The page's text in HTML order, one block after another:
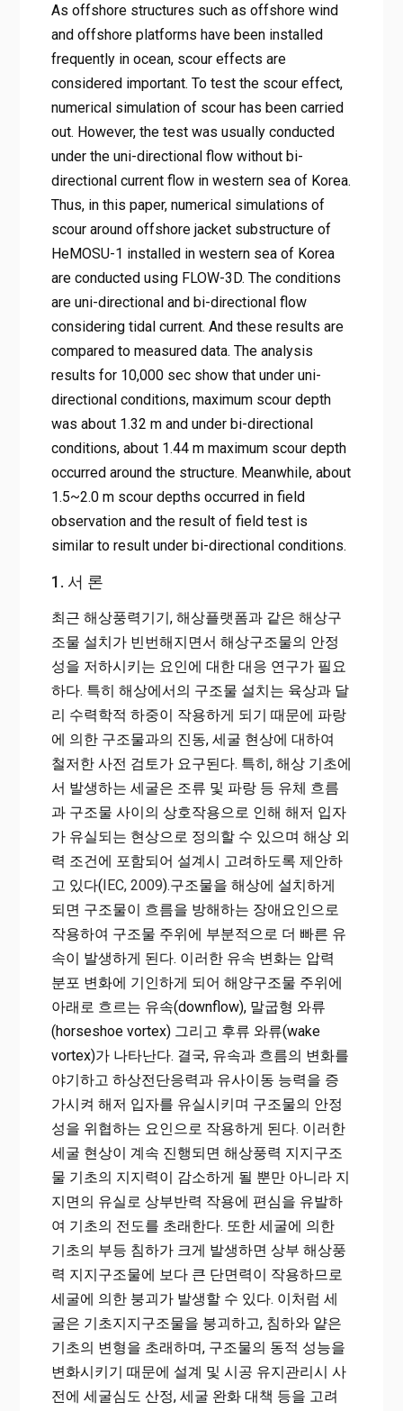
As offshore structures such as offshore wind
and offshore platforms have been installed
frequently in ocean, scour effects are
considered important. To test the scour effect,
numerical simulation of scour has been carried
out. However, the test was usually conducted
under the uni-directional flow without bi-
directional current flow in western sea of Korea.
Thus, in this paper, numerical simulations of
scour around offshore jacket substructure of
HeMOSU-1 installed in western sea of Korea
are conducted using FLOW-3D. The conditions
are uni-directional and bi-directional flow
considering tidal current. And these results are
compared to measured data. The analysis
results for 10,000 sec show that under uni-
directional conditions, maximum scour depth
was about 1.32 m and under bi-directional
conditions, about 1.44 m maximum scour depth
occurred around the structure. Meanwhile, about
1.5~2.0 m scour depths occurred in field
observation and the result of field test is
similar to result under bi-directional conditions.
1. 서 론
최근 해상풍력기기, 해상플랫폼과 같은 해상구
조물 설치가 빈번해지면서 해상구조물의 안정
성을 저하시키는 요인에 대한 대응 연구가 필요
하다. 특히 해상에서의 구조물 설치는 육상과 달
리 수력학적 하중이 작용하게 되기 때문에 파랑
에 의한 구조물과의 진동, 세굴 현상에 대하여
철저한 사전 검토가 요구된다. 특히, 해상 기초에
서 발생하는 세굴은 조류 및 파랑 등 유체 흐름
과 구조물 사이의 상호작용으로 인해 해저 입자
가 유실되는 현상으로 정의할 수 있으며 해상 외
력 조건에 포함되어 설계시 고려하도록 제안하
고 있다(IEC, 2009).구조물을 해상에 설치하게
되면 구조물이 흐름을 방해하는 장애요인으로
작용하여 구조물 주위에 부분적으로 더 빠른 유
속이 발생하게 된다. 이러한 유속 변화는 압력
분포 변화에 기인하게 되어 해양구조물 주위에
아래로 흐르는 유속(downflow), 말굽형 와류
(horseshoe vortex) 그리고 후류 와류(wake
vortex)가 나타난다. 결국, 유속과 흐름의 변화를
야기하고 하상전단응력과 유사이동 능력을 증
가시켜 해저 입자를 유실시키며 구조물의 안정
성을 위협하는 요인으로 작용하게 된다. 이러한
세굴 현상이 계속 진행되면 해상풍력 지지구조
물 기초의 지지력이 감소하게 될 뿐만 아니라 지
지면의 유실로 상부반력 작용에 편심을 유발하
여 기초의 전도를 초래한다. 또한 세굴에 의한
기초의 부등 침하가 크게 발생하면 상부 해상풍
력 지지구조물에 보다 큰 단면력이 작용하므로
세굴에 의한 붕괴가 발생할 수 있다. 이처럼 세
굴은 기초지지구조물을 붕괴하고, 침하와 얕은
기초의 변형을 초래하며, 구조물의 동적 성능을
변화시키기 때문에 설계 및 시공 유지관리시 사
전에 세굴심도 산정, 세굴 완화 대책 등을 고려